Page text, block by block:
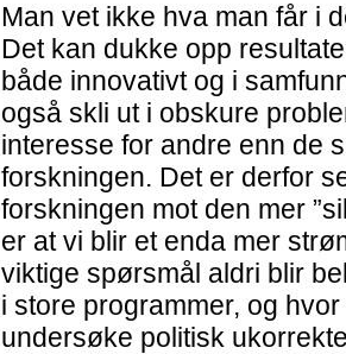
Man vet ikke hva man får i
Det kan dukke opp
både innovativt og i
også skli ut i obskure
interesse for andre enn de
forskningen. Det er derfor
forskningen mot den mer
er at vi blir et enda mer
viktige spørsmål aldri blir
i store programmer, og
undersøke politisk